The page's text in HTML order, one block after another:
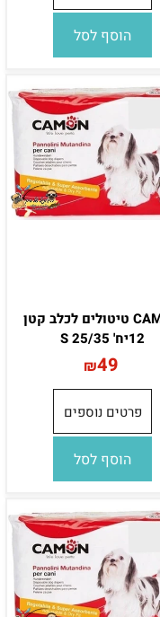
הוסף לסל
CAMON טיטולים לכלב קטן
12יח' 25/35 S
₪49
פרטים נוספים
הוסף לסל